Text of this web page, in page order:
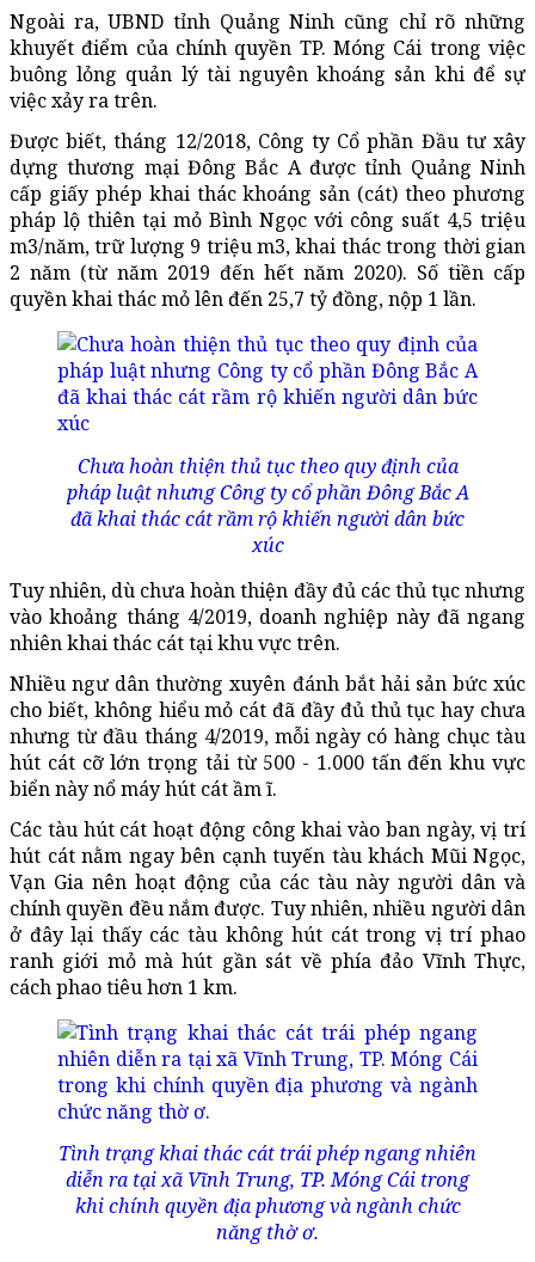
Ngoài ra, UBND tỉnh Quảng Ninh cũng chỉ rõ những
khuyết điểm của chính quyền TP. Móng Cái trong việc
buông lỏng quản lý tài nguyên khoáng sản khi để sự
việc xảy ra trên.
Được biết, tháng 12/2018, Công ty Cổ phần Đầu tư xây
dựng thương mại Đông Bắc A được tỉnh Quảng Ninh
cấp giấy phép khai thác khoáng sản (cát) theo phương
pháp lộ thiên tại mỏ Bình Ngọc với công suất 4,5 triệu
m3/năm, trữ lượng 9 triệu m3, khai thác trong thời gian
2 năm (từ năm 2019 đến hết năm 2020). Số tiền cấp
quyền khai thác mỏ lên đến 25,7 tỷ đồng, nộp 1 lần.
Chưa hoàn thiện thủ tục theo quy định của
pháp luật nhưng Công ty cổ phần Đông Bắc A
đã khai thác cát rầm rộ khiến người dân bức
xúc
Tuy nhiên, dù chưa hoàn thiện đầy đủ các thủ tục nhưng
vào khoảng tháng 4/2019, doanh nghiệp này đã ngang
nhiên khai thác cát tại khu vực trên.
Nhiều ngư dân thường xuyên đánh bắt hải sản bức xúc
cho biết, không hiểu mỏ cát đã đầy đủ thủ tục hay chưa
nhưng từ đầu tháng 4/2019, mỗi ngày có hàng chục tàu
hút cát cỡ lớn trọng tải từ 500 - 1.000 tấn đến khu vực
biển này nổ máy hút cát ầm ĩ.
Các tàu hút cát hoạt động công khai vào ban ngày, vị trí
hút cát nằm ngay bên cạnh tuyến tàu khách Mũi Ngọc,
Vạn Gia nên hoạt động của các tàu này người dân và
chính quyền đều nắm được. Tuy nhiên, nhiều người dân
ở đây lại thấy các tàu không hút cát trong vị trí phao
ranh giới mỏ mà hút gần sát về phía đảo Vĩnh Thực,
cách phao tiêu hơn 1 km.
Tình trạng khai thác cát trái phép ngang nhiên
diễn ra tại xã Vĩnh Trung, TP. Móng Cái trong
khi chính quyền địa phương và ngành chức
năng thờ ơ.